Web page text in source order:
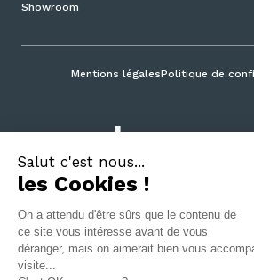
Showroom
Mentions légalesPolitique de
Portes et Poignées Design
04 78 42 08 57- 5 Cours de la